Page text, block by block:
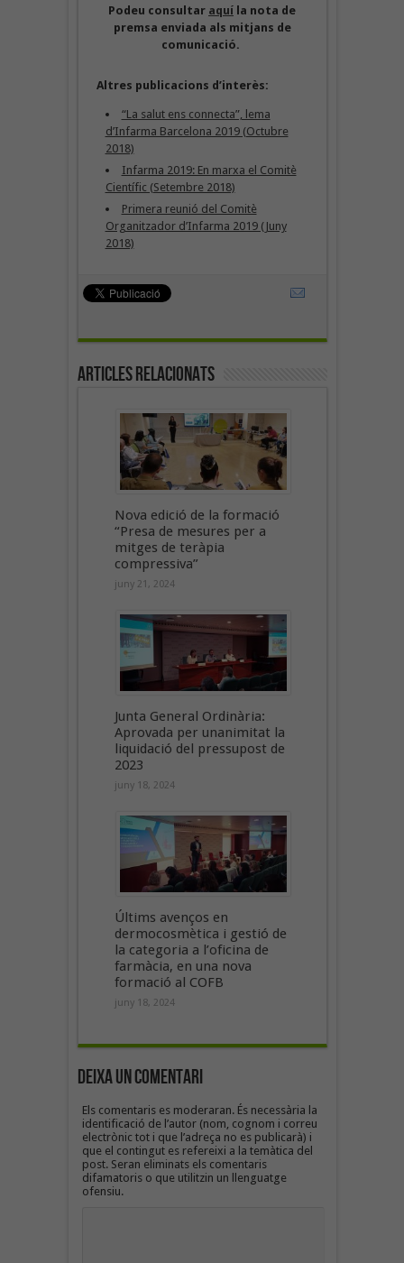
Podeu consultar aquí la nota de
premsa enviada als mitjans de
comunicació.
Altres publicacions d’interès:
“La salut ens connecta”, lema
d’Infarma Barcelona 2019 (Octubre
2018)
Infarma 2019: En marxa el Comitè
Científic (Setembre 2018)
Primera reunió del Comitè
Organitzador d’Infarma 2019 (Juny
2018)
Articles Relacionats
Nova edició de la formació
“Presa de mesures per a
mitges de teràpia
compressiva”
juny 21, 2024
Junta General Ordinària:
Aprovada per unanimitat la
liquidació del pressupost de
2023
juny 18, 2024
Últims avenços en
dermocosmètica i gestió de
la categoria a l’oficina de
farmàcia, en una nova
formació al COFB
juny 18, 2024
Deixa un Comentari
Els comentaris es moderaran. És necessària la
identificació de l’autor (nom, cognom i correu
electrònic tot i que l’adreça no es publicarà) i
que el contingut es refereixi a la temàtica del
post. Seran eliminats els comentaris
difamatoris o que utilitzin un llenguatge
ofensiu.